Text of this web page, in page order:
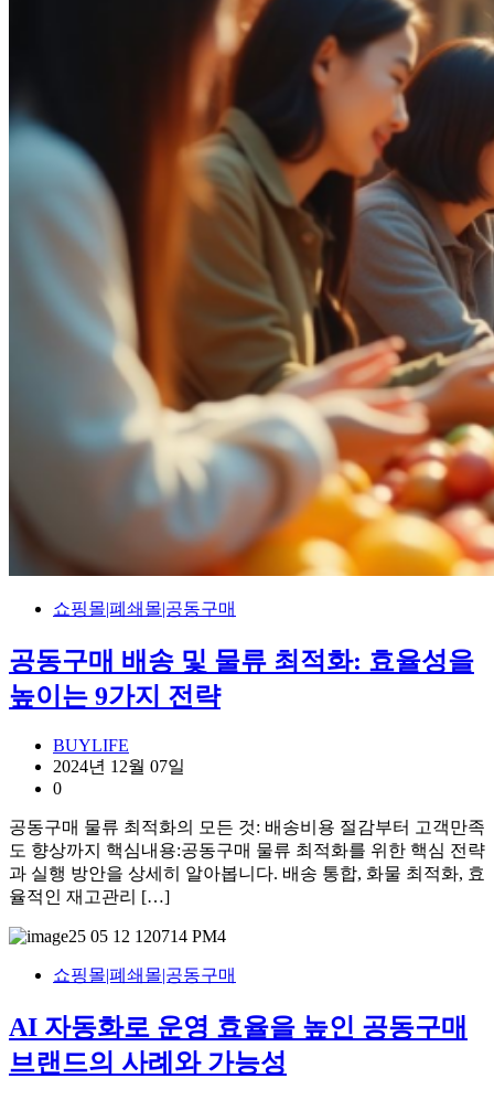
쇼핑몰|폐쇄몰|공동구매
공동구매 배송 및 물류 최적화: 효율성을
높이는 9가지 전략
BUYLIFE
2024년 12월 07일
0
공동구매 물류 최적화의 모든 것: 배송비용 절감부터 고객만족
도 향상까지 핵심내용:공동구매 물류 최적화를 위한 핵심 전략
과 실행 방안을 상세히 알아봅니다. 배송 통합, 화물 최적화, 효
율적인 재고관리 […]
쇼핑몰|폐쇄몰|공동구매
AI 자동화로 운영 효율을 높인 공동구매
브랜드의 사례와 가능성